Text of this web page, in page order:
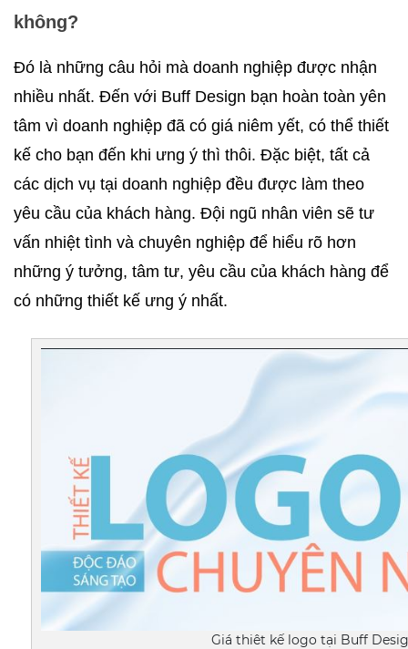
không?
Đó là những câu hỏi mà doanh nghiệp được nhận
nhiều nhất. Đến với Buff Design bạn hoàn toàn yên
tâm vì doanh nghiệp đã có giá niêm yết, có thể thiết
kế cho bạn đến khi ưng ý thì thôi. Đặc biệt, tất cả
các dịch vụ tại doanh nghiệp đều được làm theo
yêu cầu của khách hàng. Đội ngũ nhân viên sẽ tư
vấn nhiệt tình và chuyên nghiệp để hiểu rõ hơn
những ý tưởng, tâm tư, yêu cầu của khách hàng để
có những thiết kế ưng ý nhất.
Giá thiêt kế logo tại Buff